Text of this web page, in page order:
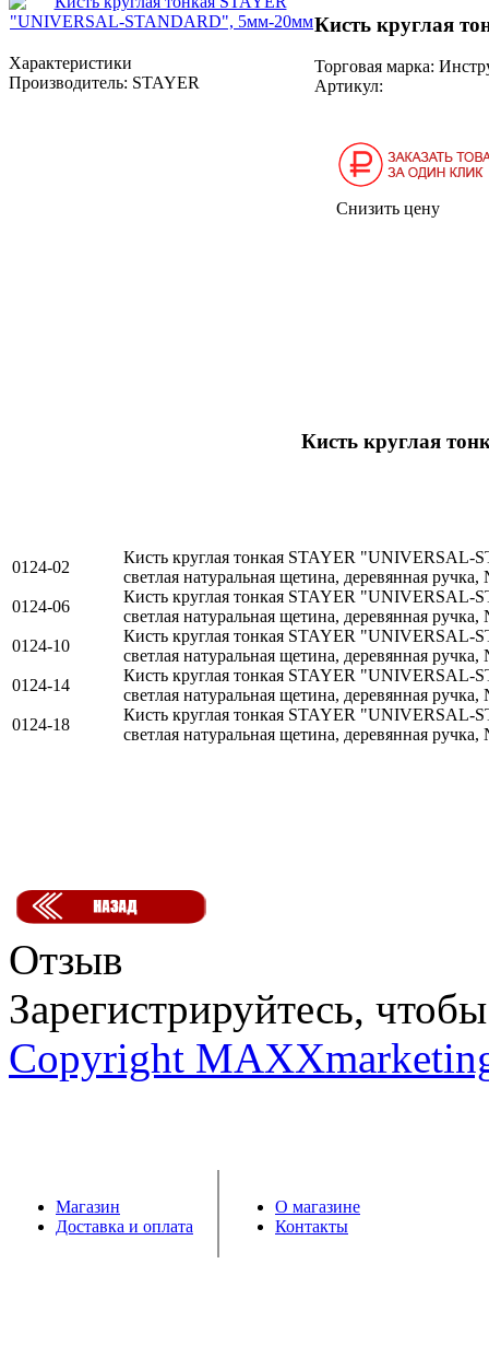
Характеристики
Производитель: STAYER
Кисть круглая
Торговая марка:
Артикул:
Снизить цену
Кисть круглая
0124-02
Кисть круглая тонкая STAYER "UNIVERSAL-
светлая натуральная щетина, деревянная
0124-06
Кисть круглая тонкая STAYER "UNIVERSAL-
светлая натуральная щетина, деревянная
0124-10
Кисть круглая тонкая STAYER "UNIVERSAL-
светлая натуральная щетина, деревянная
0124-14
Кисть круглая тонкая STAYER "UNIVERSAL-
светлая натуральная щетина, деревянная
0124-18
Кисть круглая тонкая STAYER "UNIVERSAL-
светлая натуральная щетина, деревянная
Отзыв
Зарегистрируйтесь,
Copyright
Магазин
Доставка и оплата
О магазине
Контакты